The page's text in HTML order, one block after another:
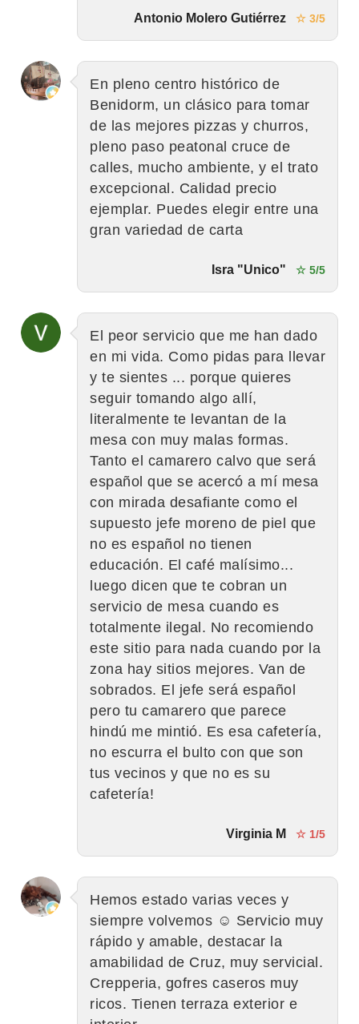
Antonio Molero Gutiérrez ☆ 3/5
En pleno centro histórico de
Benidorm, un clásico para tomar
de las mejores pizzas y churros,
pleno paso peatonal cruce de
calles, mucho ambiente, y el trato
excepcional. Calidad precio
ejemplar. Puedes elegir entre una
gran variedad de carta
Isra "Unico" ☆ 5/5
El peor servicio que me han dado
en mi vida. Como pidas para llevar
y te sientes ... porque quieres
seguir tomando algo allí,
literalmente te levantan de la
mesa con muy malas formas.
Tanto el camarero calvo que será
español que se acercó a mí mesa
con mirada desafiante como el
supuesto jefe moreno de piel que
no es español no tienen
educación. El café malísimo...
luego dicen que te cobran un
servicio de mesa cuando es
totalmente ilegal. No recomiendo
este sitio para nada cuando por la
zona hay sitios mejores. Van de
sobrados. El jefe será español
pero tu camarero que parece
hindú me mintió. Es esa cafetería,
no escurra el bulto con que son
tus vecinos y que no es su
cafetería!
Virginia M ☆ 1/5
Hemos estado varias veces y
siempre volvemos ☺️ Servicio muy
rápido y amable, destacar la
amabilidad de Cruz, muy servicial.
Crepperia, gofres caseros muy
ricos. Tienen terraza exterior e